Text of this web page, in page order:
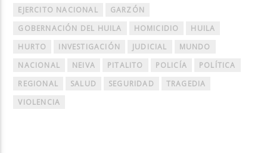
EJERCITO NACIONAL
GARZÓN
GOBERNACIÓN DEL HUILA
HOMICIDIO
HUILA
HURTO
INVESTIGACIÓN JUDICIAL
MUNDO
NACIONAL
NEIVA PITALITO POLICÍA
POLÍTICA
REGIONAL
SALUD SEGURIDAD
TRAGEDIA
VIOLENCIA